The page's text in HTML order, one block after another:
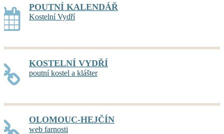
POUTNÍ KALENDÁŘ
Kostelní Vydří
KOSTELNÍ VYDŘÍ
poutní kostel a klášter
OLOMOUC-HEJČÍN
web farnosti